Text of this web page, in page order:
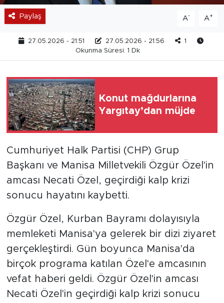
Paylaş A- A+
27.05.2026 - 21:51 27.05.2026 - 21:56
1
Okunma Süresi: 1 Dk
Konut mağdurlarına
Yargıtay’dan müjde
Cumhuriyet Halk Partisi (CHP) Grup
Başkanı ve Manisa Milletvekili Özgür Özel'in
amcası Necati Özel, geçirdiği kalp krizi
sonucu hayatını kaybetti.
Özgür Özel, Kurban Bayramı dolayısıyla
memleketi Manisa'ya gelerek bir dizi ziyaret
gerçekleştirdi. Gün boyunca Manisa'da
birçok programa katılan Özel'e amcasının
vefat haberi geldi. Özgür Özel'in amcası
Necati Özel'in geçirdiği kalp krizi sonucu